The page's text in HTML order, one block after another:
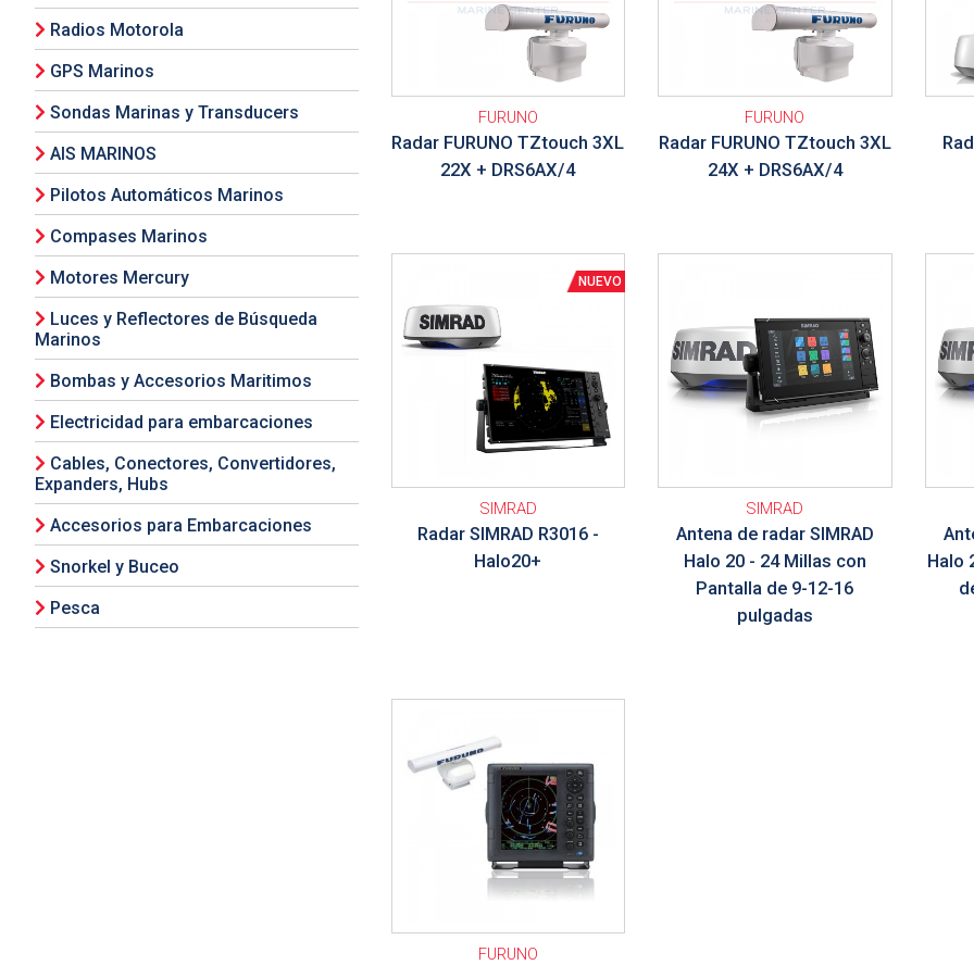
Radios Motorola
GPS Marinos
Sondas Marinas y Transducers
AIS MARINOS
Pilotos Automáticos Marinos
Compases Marinos
Motores Mercury
Luces y Reflectores de Búsqueda
Marinos
Bombas y Accesorios Maritimos
Electricidad para embarcaciones
Cables, Conectores, Convertidores,
Expanders, Hubs
Accesorios para Embarcaciones
Snorkel y Buceo
Pesca
FURUNO
Radar FURUNO TZtouch 3XL
22X + DRS6AX/4
FURUNO
Radar FURUNO TZtouch 3XL
24X + DRS6AX/4
SIMRAD
Radar SIMRAD R3016 -
Halo20+
SIMRAD
Antena de radar SIMRAD
Halo 20 - 24 Millas con
Pantalla de 9-12-16
pulgadas
Halo
FURUNO